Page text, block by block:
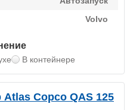
Volvo
В контейнере
Copco QAS 125